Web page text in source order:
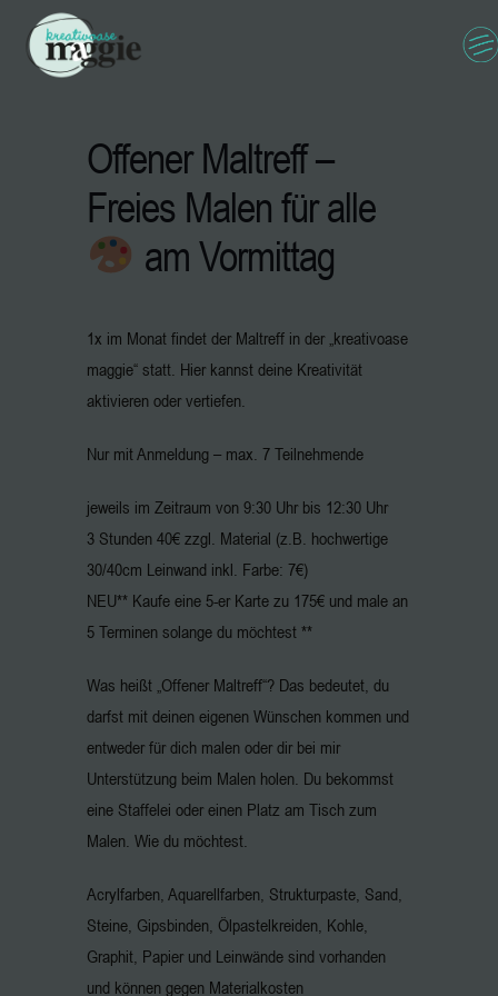
Offener Maltreff –
Freies Malen für alle
am Vormittag
1x im Monat findet der Maltreff in der „kreativoase
maggie“ statt. Hier kannst deine Kreativität
aktivieren oder vertiefen.
Nur mit Anmeldung – max. 7 Teilnehmende
jeweils im Zeitraum von 9:30 Uhr bis 12:30 Uhr
3 Stunden 40€ zzgl. Material (z.B. hochwertige
30/40cm Leinwand inkl. Farbe: 7€)
NEU** Kaufe eine 5-er Karte zu 175€ und male an
5 Terminen solange du möchtest **
Was heißt „Offener Maltreff“? Das bedeutet, du
darfst mit deinen eigenen Wünschen kommen und
entweder für dich malen oder dir bei mir
Unterstützung beim Malen holen. Du bekommst
eine Staffelei oder einen Platz am Tisch zum
Malen. Wie du möchtest.
Acrylfarben, Aquarellfarben, Strukturpaste, Sand,
Steine, Gipsbinden, Ölpastelkreiden, Kohle,
Graphit, Papier und Leinwände sind vorhanden
und können gegen Materialkosten